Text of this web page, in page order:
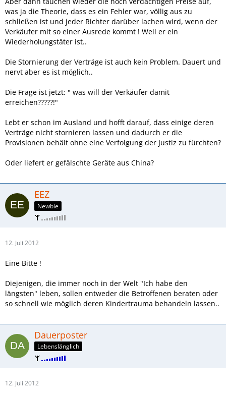
was ja die Theorie, dass es ein Fehler war, völlig aus zu
schließen ist und jeder Richter darüber lachen wird, wenn der
Verkäufer mit so einer Ausrede kommt ! Weil er ein
Wiederholungstäter ist..
Die Stornierung der Verträge ist auch kein Problem. Dauert und
nervt aber es ist möglich..
Die Frage ist jetzt: " was will der Verkäufer damit
erreichen?????!"
Lebt er schon im Ausland und hofft darauf, dass einige deren
Verträge nicht stornieren lassen und dadurch er die
Provisionen behält ohne eine Verfolgung der Justiz zu fürchten?
Oder liefert er gefälschte Geräte aus China?
EEZ
Newbie
12. Juli 2012
Eine Bitte !
Diejenigen, die immer noch in der Welt "Ich habe den
längsten" leben, sollen entweder die Betroffenen beraten oder
so schnell wie möglich deren Kindertrauma behandeln lassen..
Dauerposter
Lebenslänglich
12. Juli 2012